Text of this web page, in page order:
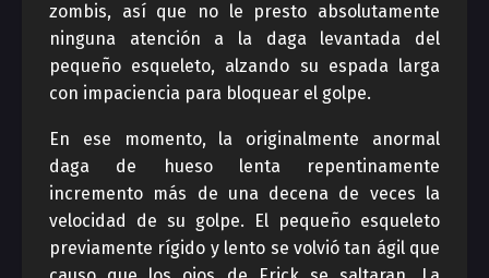
zombis, así que no le presto absolutamente
ninguna atención a la daga levantada del
pequeño esqueleto, alzando su espada larga
con impaciencia para bloquear el golpe.
En ese momento, la originalmente anormal
daga de hueso lenta repentinamente
incremento más de una decena de veces la
velocidad de su golpe. El pequeño esqueleto
previamente rígido y lento se volvió tan ágil que